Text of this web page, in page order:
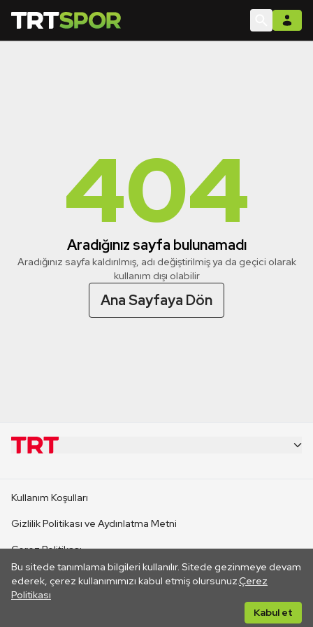
404
Aradığınız sayfa bulunamadı
Aradığınız sayfa kaldırılmış, adı değiştirilmiş ya da geçici olarak
kullanım dışı olabilir
Ana Sayfaya Dön
Bu sitede tanımlama bilgileri kullanılır. Sitede gezinmeye devam
ederek, çerez kullanımımızı kabul etmiş olursunuz.Çerez
Politikası
Kabul et
CANLI YAYINLAR
Kullanım Koşulları
Gizlilik Politikası ve Aydınlatma Metni
Çerez Politikası
İletişim
Her hakkı saklıdır. ©2026 TRT. Bağlantı yoluyla gidilen dış